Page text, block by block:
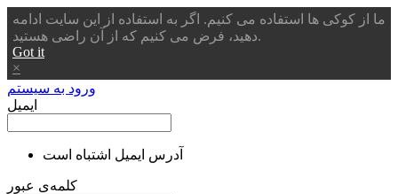
ما از کوکی ها استفاده می کنیم. اگر به استفاده از این سایت ادامه
دهید، فرض می کنیم که از آن راضی هستید.
Got it
×
ورود به سیستم
ایمیل
آدرس ایمیل اشتباه است
کلمه‌ی عبور